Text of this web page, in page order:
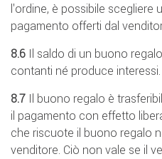
l'ordine, è possibile scegliere
pagamento offerti dal
8.6 Il saldo di un buono
contanti né produce interessi.
8.7 Il buono regalo è
il pagamento con effetto
che riscuote il buono regalo
venditore. Ciò non vale se il